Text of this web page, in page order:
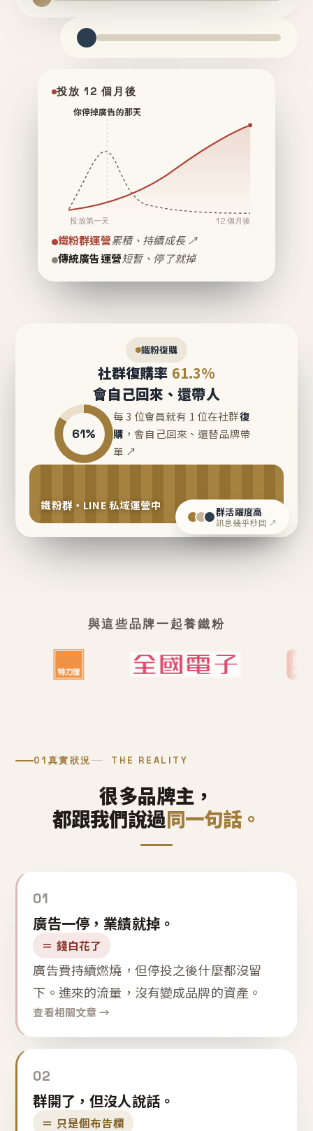
投放 12 個月後
你停掉廣告的那天
投放第一天 12 個月後
鐵粉群運營累積、持續成長 ↗
傳統廣告運營短暫、停了就掉
鐵粉復購
社群復購率 61.3%
會自己回來、還帶人
61%
每 3 位會員就有 1 位在社群復
購 ，會自己回來、還替品牌帶
單 ↗
鐵粉群・LINE 私域運營中 群活躍度高
訊息幾乎秒回 ↗
與這些品牌一起養鐵粉
01 真實狀況 THE REALITY
很多品牌主，
都跟我們說過同一句話。
01
廣告一停，業績就掉。
＝ 錢白花了
廣告費持續燃燒，但停投之後什麼都沒留
下。進來的流量，沒有變成品牌的資產。
查看相關文章 →
02
群開了，但沒人說話。
＝ 只是個布告欄